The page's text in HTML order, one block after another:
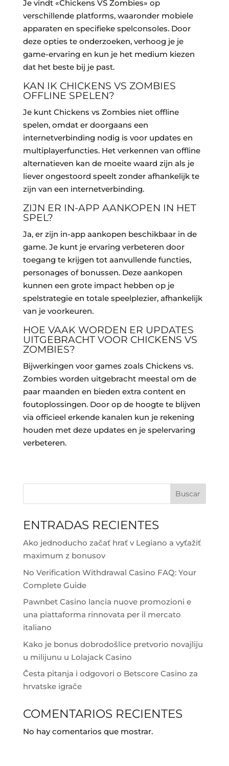
Je vindt «Chickens VS Zombies» op
verschillende platforms, waaronder mobiele
apparaten en specifieke spelconsoles. Door
deze opties te onderzoeken, verhoog je je
game-ervaring en kun je het medium kiezen
dat het beste bij je past.
KAN IK CHICKENS VS ZOMBIES
OFFLINE SPELEN?
Je kunt Chickens vs Zombies niet offline
spelen, omdat er doorgaans een
internetverbinding nodig is voor updates en
multiplayerfuncties. Het verkennen van offline
alternatieven kan de moeite waard zijn als je
liever ongestoord speelt zonder afhankelijk te
zijn van een internetverbinding.
ZIJN ER IN-APP AANKOPEN IN HET
SPEL?
Ja, er zijn in-app aankopen beschikbaar in de
game. Je kunt je ervaring verbeteren door
toegang te krijgen tot aanvullende functies,
personages of bonussen. Deze aankopen
kunnen een grote impact hebben op je
spelstrategie en totale speelplezier, afhankelijk
van je voorkeuren.
HOE VAAK WORDEN ER UPDATES
UITGEBRACHT VOOR CHICKENS VS
ZOMBIES?
Bijwerkingen voor games zoals Chickens vs.
Zombies worden uitgebracht meestal om de
paar maanden en bieden extra content en
foutoplossingen. Door op de hoogte te blijven
via officieel erkende kanalen kun je rekening
houden met deze updates en je spelervaring
verbeteren.
Buscar
ENTRADAS RECIENTES
Ako jednoducho začať hrať v Legiano a vyťažiť
maximum z bonusov
No Verification Withdrawal Casino FAQ: Your
Complete Guide
Pawnbet Casino lancia nuove promozioni e
una piattaforma rinnovata per il mercato
italiano
Kako je bonus dobrodošlice pretvorio novajliju
u milijunu u Lolajack Casino
Česta pitanja i odgovori o Betscore Casino za
hrvatske igrače
COMENTARIOS RECIENTES
No hay comentarios que mostrar.